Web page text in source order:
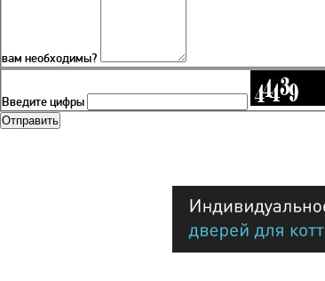
вам необходимы?
Введите цифры